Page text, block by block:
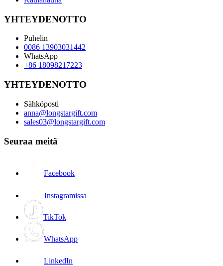
YHTEYDENOTTO
Puhelin
0086 13903031442
WhatsApp
+86 18098217223
YHTEYDENOTTO
Sähköposti
anna@longstargift.com
sales03@longstargift.com
Seuraa meitä
Facebook
Instagramissa
TikTok
WhatsApp
LinkedIn